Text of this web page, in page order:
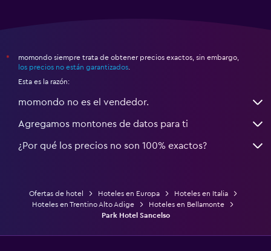
*
momondo siempre trata de obtener precios exactos, sin embargo,
los precios no están garantizados
Esta es la razón:
momondo no es el vendedor.
Agregamos montones de datos para ti
¿Por qué los precios no son 100% exactos?
Ofertas de hotel Hoteles en Europa
Hoteles en Italia
Hoteles en Trentino Alto Adige
Hoteles en Bellamonte
Park Hotel Sancelso